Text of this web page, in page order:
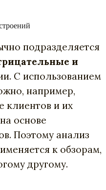
подразделяется
и
С использованием
например,
клиентов и их
основе
Поэтому анализ
к обзорам,
другому.